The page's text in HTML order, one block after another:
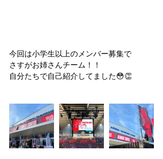
今回は小学生以上のメンバー募集で
さすがお姉さんチーム！！
自分たちで自己紹介してました😳👏